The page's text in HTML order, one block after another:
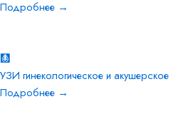
Подробнее →
🩻
УЗИ гинекологическое и акушерское
Подробнее →